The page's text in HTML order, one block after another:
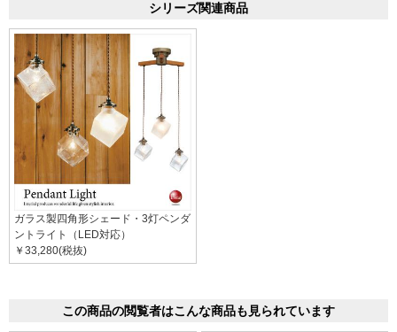
シリーズ関連商品
ガラス製四角形シェード・3灯ペンダ
ントライト（LED対応）
￥33,280(税抜)
この商品の閲覧者はこんな商品も見られています